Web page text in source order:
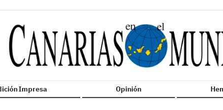
Impresa Opinión